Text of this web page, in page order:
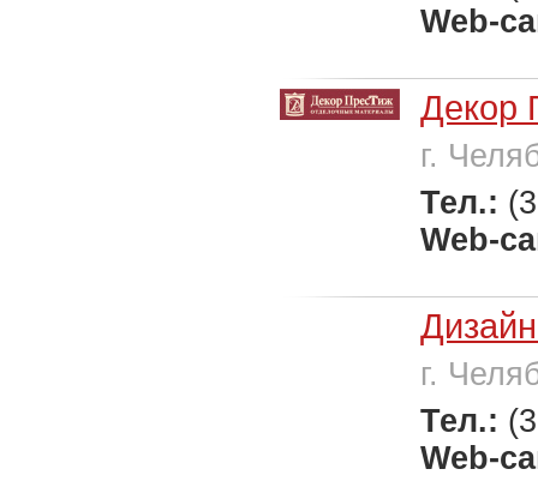
Web-
Декор
г.
Тел.:
Web-
г.
Тел.:
Web-